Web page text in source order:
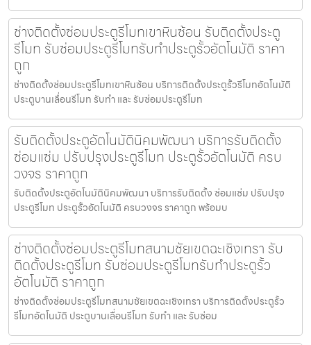
ช่างติดตั้งซ่อมประตูรีโมทเขาหินซ้อน รับติดตั้งประตู
รีโมท รับซ่อมประตูรีโมทรับทำประตูรั้วอัตโนมัติ ราคา
ถูก
ช่างติดตั้งซ่อมประตูรีโมทเขาหินซ้อน บริการติดตั้งประตูรั้วรีโมทอัตโนมัติ
ประตูบานเลื่อนรีโมท รับทำ และ รับซ่อมประตูรีโมท
รับติดตั้งประตูอัตโนมัตินิคมพัฒนา บริการรับติดตั้ง
ซ่อมแซ่ม ปรับปรุงประตูรีโมท ประตูรั้วอัตโนมัติ ครบ
วงจร ราคาถูก
รับติดตั้งประตูอัตโนมัตินิคมพัฒนา บริการรับติดตั้ง ซ่อมแซ่ม ปรับปรุง
ประตูรีโมท ประตูรั้วอัตโนมัติ ครบวงจร ราคาถูก พร้อมบ
ช่างติดตั้งซ่อมประตูรีโมทสนามชัยเขตฉะเชิงเทรา รับ
ติดตั้งประตูรีโมท รับซ่อมประตูรีโมทรับทำประตูรั้ว
อัตโนมัติ ราคาถูก
ช่างติดตั้งซ่อมประตูรีโมทสนามชัยเขตฉะเชิงเทรา บริการติดตั้งประตูรั้ว
รีโมทอัตโนมัติ ประตูบานเลื่อนรีโมท รับทำ และ รับซ่อม